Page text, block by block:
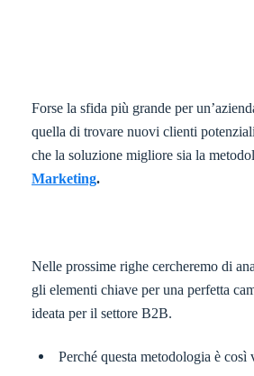
Forse la sfida più grande per
quella di trovare nuovi clienti
che la soluzione migliore sia la
Marketing.
Nelle prossime righe cercheremo di
gli elementi chiave per una perfetta
ideata per il settore B2B.
Perché questa metodologia è così